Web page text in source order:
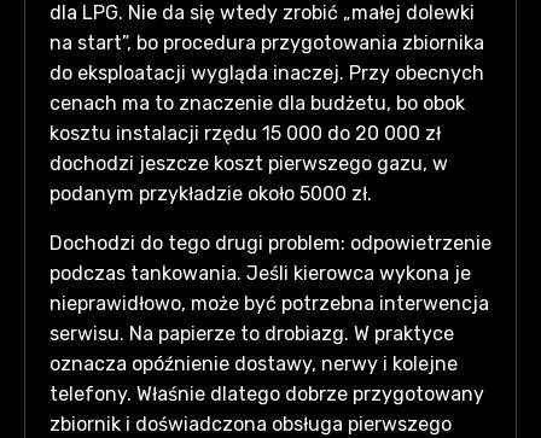
dla LPG. Nie da się wtedy zrobić „małej dolewki
na start”, bo procedura przygotowania zbiornika
do eksploatacji wygląda inaczej. Przy obecnych
cenach ma to znaczenie dla budżetu, bo obok
kosztu instalacji rzędu 15 000 do 20 000 zł
dochodzi jeszcze koszt pierwszego gazu, w
podanym przykładzie około 5000 zł.
Dochodzi do tego drugi problem: odpowietrzenie
podczas tankowania. Jeśli kierowca wykona je
nieprawidłowo, może być potrzebna interwencja
serwisu. Na papierze to drobiazg. W praktyce
oznacza opóźnienie dostawy, nerwy i kolejne
telefony. Właśnie dlatego dobrze przygotowany
zbiornik i doświadczona obsługa pierwszego